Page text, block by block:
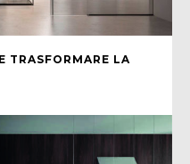
TRASFORMARE LA